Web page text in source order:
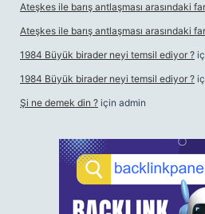
Ateşkes ile barış antlaşması arasındaki
Ateşkes ile barış antlaşması arasındaki
1984 Büyük birader neyi temsil ediyor ?
1984 Büyük birader neyi temsil ediyor ?
Şi ne demek din ? için admin